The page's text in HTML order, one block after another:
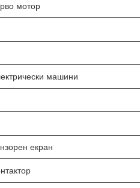
мотор
машини
екран